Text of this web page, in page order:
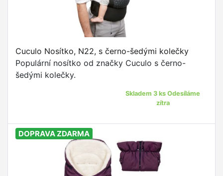
Cuculo Nosítko, N22, s černo-šedými kolečky
Populární nosítko od značky Cuculo s černo-
šedými kolečky.
Skladem 3 ks Odesíláme
zítra
DOPRAVA ZDARMA